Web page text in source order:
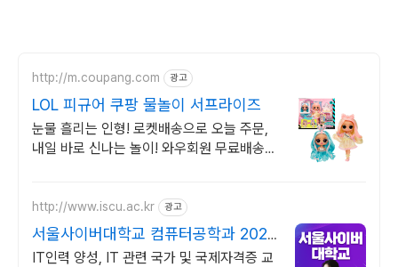
http://m.coupang.com 광고
LOL 피규어 쿠팡 물놀이 서프라이즈
눈물 흘리는 인형! 로켓배송으로 오늘 주문,
내일 바로 신나는 놀이! 와우회원 무료배송!
http://www.iscu.ac.kr 광고
서울사이버대학교 컴퓨터공학과 2026
가을학기 신편입생
IT인력 양성, IT 관련 국가 및 국제자격증 교